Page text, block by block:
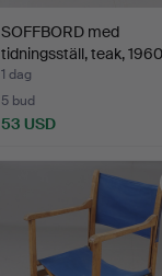
SOFFBORD med
tidningsställ, teak,
tal.
1 dag
5 bud
53 USD